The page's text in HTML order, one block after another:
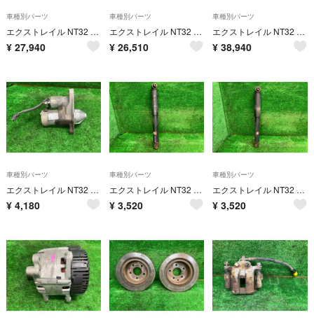
車種別パーツ
エクストレイル NT32 左サイドミラー・ドアミラー 20XT エマージェンシー 4WD 5人 96302-4CA8A RAQ
¥ 27,940
車種別パーツ
エクストレイル NT32 リアバンパー・リヤバンパー 20XT エマージェンシー 4WD 5人 85022-4CD1C RAQ
¥ 26,510
車種別パーツ
エクストレイル NT32 バックドア・リアゲート 20XT エマージェンシー 4WD 5人 アサヒ M2L3 9001A-4CE6D RAQ
¥ 38,940
車種別パーツ
エクストレイル NT32 セルモーター 20XT エマージェンシー 4WD 5人 ヒタチ 23300-4BB0B 23300-4BB0B RAQ
¥ 4,180
車種別パーツ
エクストレイル NT32 右リアショックアブソーバー 20XT エマージェンシー 4WD 5人 E6210-4CE0B RAQ
¥ 3,520
車種別パーツ
エクストレイル NT32 左リアショックアブソーバー 20XT エマージェンシー 4WD 5人 E6210-4CE0B RAQ
¥ 3,520